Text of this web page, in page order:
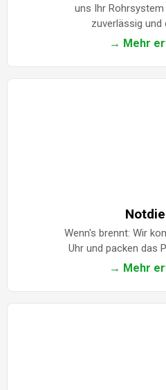
uns Ihr
zuverlässig und
→ Mehr
Wenn's brennt: Wir
Uhr und packen das
→ Mehr